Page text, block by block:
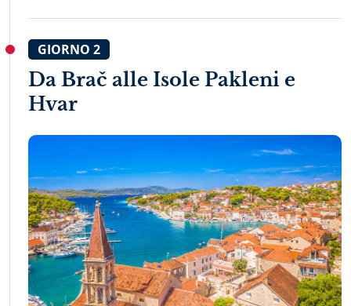
GIORNO 2
Da Brač alle Isole Pakleni e
Hvar